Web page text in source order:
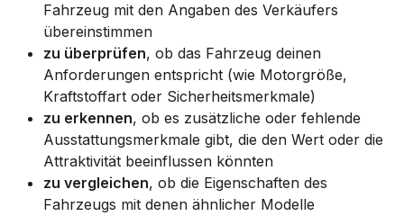
Fahrzeug mit den Angaben des Verkäufers
übereinstimmen
zu überprüfen, ob das Fahrzeug deinen
Anforderungen entspricht (wie Motorgröße,
Kraftstoffart oder Sicherheitsmerkmale)
zu erkennen, ob es zusätzliche oder fehlende
Ausstattungsmerkmale gibt, die den Wert oder die
Attraktivität beeinflussen könnten
zu vergleichen, ob die Eigenschaften des
Fahrzeugs mit denen ähnlicher Modelle